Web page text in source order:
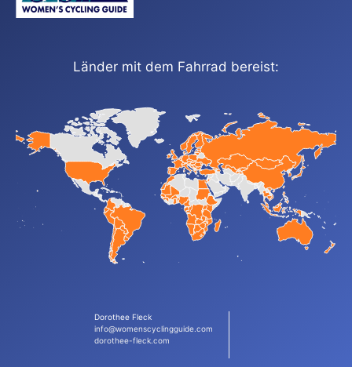
Länder mit dem Fahrrad bereist:
Dorothee Fleck
info@womenscyclingguide.com
dorothee-fleck.com